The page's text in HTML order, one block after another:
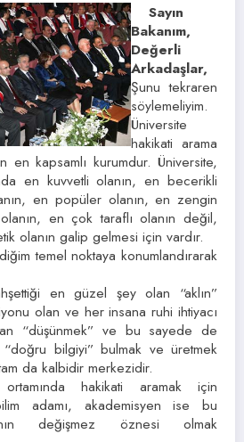
Sayın
Bakanım,
Değerli
Arkadaşlar,
Şunu tekraren
söylemeliyim.
Üniversite
hakikati arama
en kapsamlı kurumdur. Üniversite,
en kuvvetli olanın, en becerikli
en popüler olanın, en zengin
en çok taraflı olanın değil,
olanın galip gelmesi için vardır.
temel noktaya konumlandırarak
en güzel şey olan “aklın”
olan ve her insana ruhi ihtiyacı
“düşünmek” ve bu sayede de
“doğru bilgiyi” bulmak ve üretmek
da kalbidir merkezidir.
ortamında hakikati aramak için
adamı, akademisyen ise bu
değişmez öznesi olmak